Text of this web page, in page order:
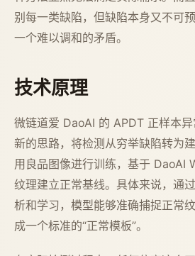
别每一类缺陷，但缺陷本身又不可
一个难以调和的矛盾。
技术原理
微链道爱 DaoAI 的 APDT 正样本
新的思路，将检测从穷举缺陷转为
用良品图像进行训练，基于 DaoAI
纹理建立正常基线。具体来说，通
析和学习，模型能够准确捕捉正常
成一个标准的“正常模板”。